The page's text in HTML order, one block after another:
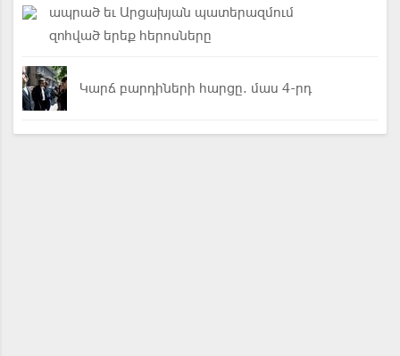
ապրած եւ Արցախյան պատերազմում
զոհված երեք հերոսները
Կարճ բարդիների հարցը. մաս 4-րդ